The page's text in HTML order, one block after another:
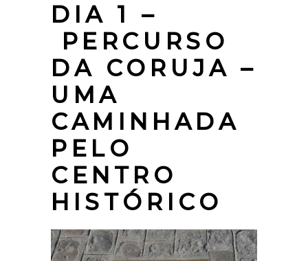
DIA 1 –
PERCURSO
DA CORUJA –
UMA
CAMINHADA
PELO
CENTRO
HISTÓRICO